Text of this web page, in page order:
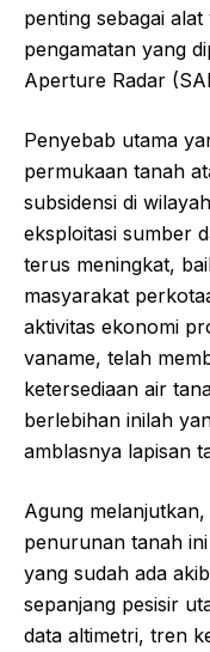
penting sebagai
pengamatan yang
Aperture Radar
Penyebab utama
permukaan tanah
subsidensi di
eksploitasi sumber
terus meningkat,
masyarakat
aktivitas ekonomi
vaname, telah
ketersediaan air
berlebihan inilah
amblasnya lapisan
Agung
penurunan tanah
yang sudah ada
sepanjang pesisir
data altimetri, tren